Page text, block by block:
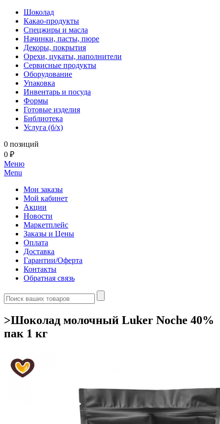
Шоколад
Какао-продукты
Спецжиры и масла
Начинки, пасты, пюре
Декоры, покрытия
Орехи, цукаты, наполнители
Сервисные продукты
Оборудование
Упаковка
Инвентарь и посуда
Формы
Готовые изделия
Библиотека
Услуга (б/х)
0 позиций
0 ₽
Меню
Menu
Мои заказы
Мой кабинет
Акции
Новости
Маркетплейс
Заказы и Цены
Оплата
Доставка
Гарантии/Оферта
Контакты
Обратная связь
>Шоколад молочный Luker Noche 40%
пак 1 кг